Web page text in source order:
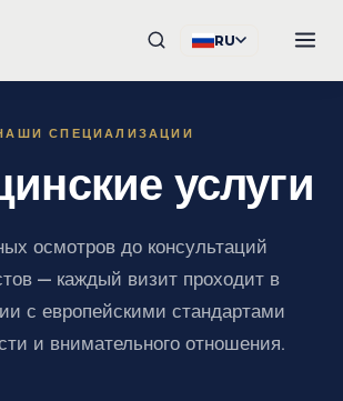
RU
СПЕЦИАЛИЗАЦИИ
услуги
осмотров до консультаций
— каждый визит проходит в
с европейскими стандартами
и внимательного отношения.